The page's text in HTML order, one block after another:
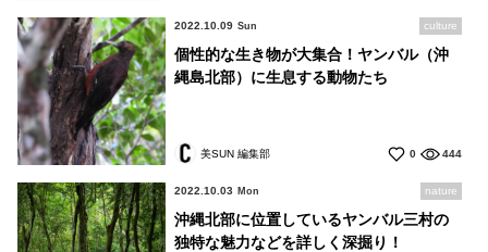
2022.10.09 Sun culture
個性的な生き物が大集合！ヤンバル（沖
縄島北部）に生息する動物たち
美SUN 編集部 0 444
2022.10.03 Mon nature
沖縄北部に位置しているヤンバル三村の
独特な魅力などを詳しく深掘り！